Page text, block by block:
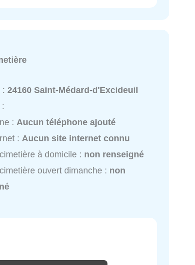
:24160 Saint-Médard-d'Excideuil
:
: Aucun téléphone ajouté
: Aucun site internet connu
à domicile : non renseigné
ouvert dimanche : non